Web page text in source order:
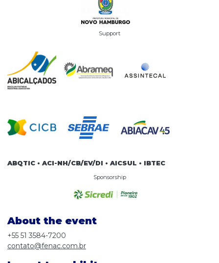
Support
ABQTIC • ACI-NH/CB/EV/DI • AICSUL • IBTEC
Sponsorship
About the event
+55 51 3584-7200
contato@fenac.com.br